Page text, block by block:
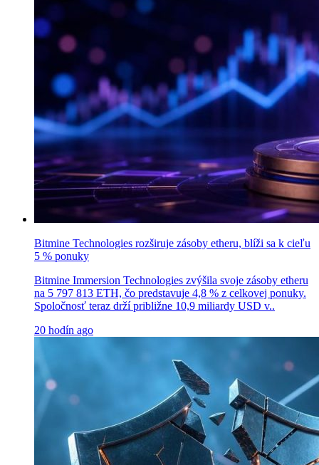
Bitmine Technologies rozširuje zásoby etheru, blíži sa k cieľu
5 % ponuky
Bitmine Immersion Technologies zvýšila svoje zásoby etheru
na 5 797 813 ETH, čo predstavuje 4,8 % z celkovej ponuky.
Spoločnosť teraz drží približne 10,9 miliardy USD v..
20 hodín ago